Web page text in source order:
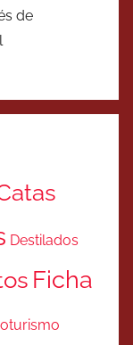
de
Destilados
Ficha